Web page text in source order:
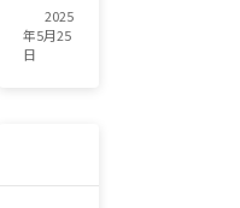
2025
年5月25
日